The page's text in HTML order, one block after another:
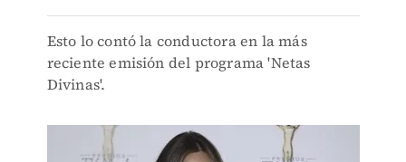
Esto lo contó la conductora en la más
reciente emisión del programa 'Netas
Divinas'.